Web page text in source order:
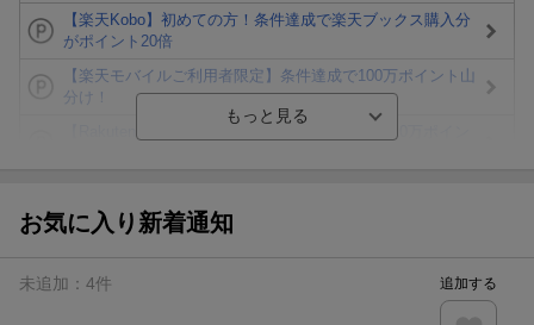
【楽天Kobo】初めての方！条件達成で楽天ブックス購入分
がポイント20倍
【楽天モバイルご利用者限定】条件達成で100万ポイント山
分け！
が当たる！
楽天モバイル紹介キャンペーンの拡散で300円OFFクーポン
お気に入り新着通知
未追加： 4件 追加する